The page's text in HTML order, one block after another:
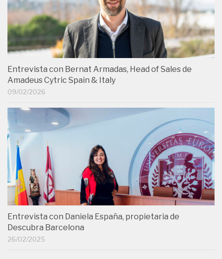
Entrevista con Bernat Armadas, Head of Sales de
Amadeus Cytric Spain & Italy
09/02/2026
Entrevista con Daniela España, propietaria de
Descubra Barcelona
26/02/2025